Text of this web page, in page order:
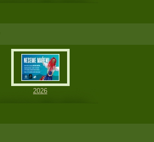
2026